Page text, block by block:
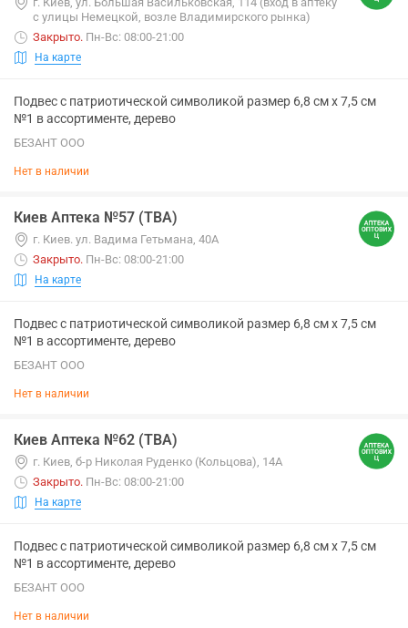
с улицы Немецкой, возле Владимирского рынка)
Закрыто. Пн-Вс: 08:00-21:00
На карте
Подвес с патриотической символикой размер 6,8 см х 7,5 см
№1 в ассортименте, дерево
БЕЗАНТ ООО
Нет в наличии
Киев Аптека №57 (ТВА)
г. Киев. ул. Вадима Гетьмана, 40А
Закрыто. Пн-Вс: 08:00-21:00
На карте
Подвес с патриотической символикой размер 6,8 см х 7,5 см
№1 в ассортименте, дерево
БЕЗАНТ ООО
Нет в наличии
Киев Аптека №62 (ТВА)
г. Киев, б-р Николая Руденко (Кольцова), 14А
Закрыто. Пн-Вс: 08:00-21:00
На карте
Подвес с патриотической символикой размер 6,8 см х 7,5 см
№1 в ассортименте, дерево
БЕЗАНТ ООО
Нет в наличии